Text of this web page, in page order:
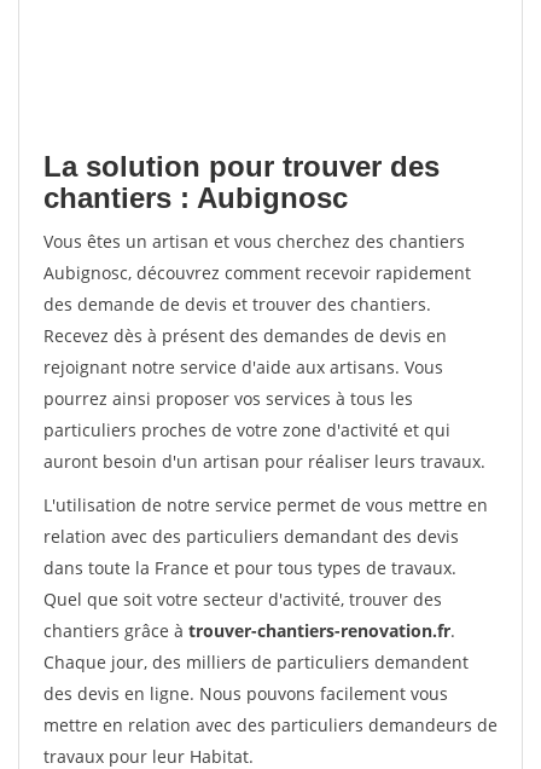
La solution pour trouver des
chantiers : Aubignosc
Vous êtes un artisan et vous cherchez des chantiers
Aubignosc, découvrez comment recevoir rapidement
des demande de devis et trouver des chantiers.
Recevez dès à présent des demandes de devis en
rejoignant notre service d'aide aux artisans. Vous
pourrez ainsi proposer vos services à tous les
particuliers proches de votre zone d'activité et qui
auront besoin d'un artisan pour réaliser leurs travaux.
L'utilisation de notre service permet de vous mettre en
relation avec des particuliers demandant des devis
dans toute la France et pour tous types de travaux.
Quel que soit votre secteur d'activité, trouver des
chantiers grâce à trouver-chantiers-renovation.fr.
Chaque jour, des milliers de particuliers demandent
des devis en ligne. Nous pouvons facilement vous
mettre en relation avec des particuliers demandeurs de
travaux pour leur Habitat.